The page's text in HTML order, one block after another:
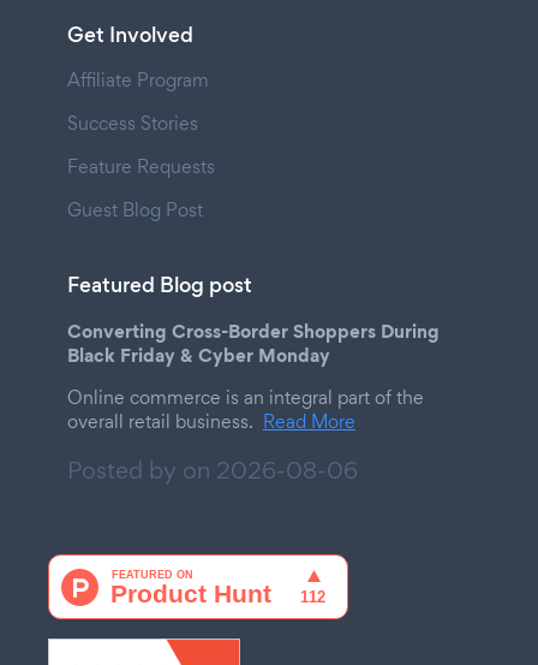
Get Involved
Affiliate Program
Success Stories
Feature Requests
Guest Blog Post
Featured Blog post
Converting Cross-Border Shoppers During
Black Friday & Cyber Monday
Online commerce is an integral part of the
overall retail business. Read More
Posted by on 2026-08-06